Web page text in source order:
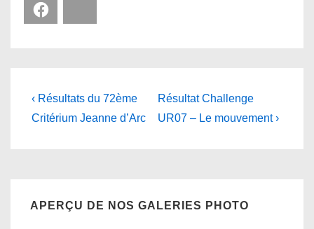
Navigation
de
Previous
Post
‹ Résultats du 72ème
Critérium Jeanne d’Arc
Next
Post
Résultat Challenge
UR07 – Le mouvement ›
APERÇU DE NOS GALERIES PHOTO